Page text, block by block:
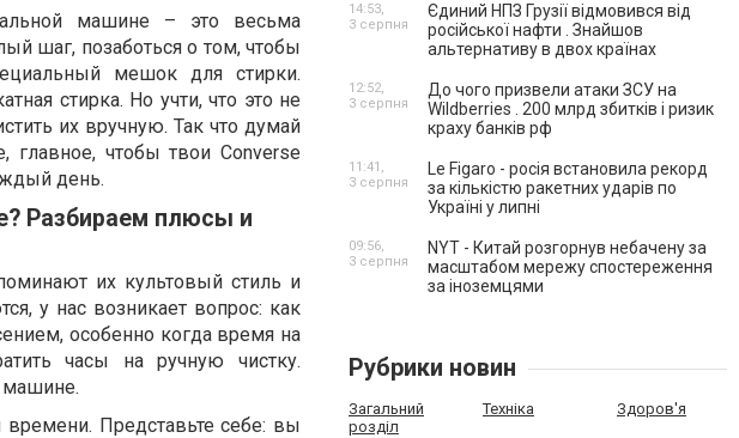
машине – это весьма
шаг, позаботься о том, чтобы
мешок для стирки.
стирка. Но учти, что это не
их вручную. Так что думай
чтобы твои Converse
день.
Разбираем плюсы и
их культовый стиль и
у нас возникает вопрос: как
особенно когда время на
часы на ручную чистку.
машине.
Представьте себе: вы
Єдиний НПЗ Грузії відмовився від
російської нафти . Знайшов
альтернативу в двох країнах
14:53,
3 серпня
До чого призвели атаки ЗСУ на
Wildberries . 200 млрд збитків і ризик
краху банків рф
12:52,
3 серпня
Le Figaro - росія встановила рекорд
за кількістю ракетних ударів по
Україні у липні
11:41,
3 серпня
NYT - Китай розгорнув небачену за
масштабом мережу спостереження
за іноземцями
09:56,
3 серпня
Рубрики новин
Загальний
розділ
Техніка Здоров'я